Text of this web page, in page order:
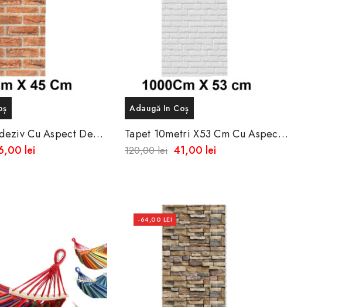
Cu Aspect De
10 Metri X45
La...
lei
Adaugă In Coș
Tapet 10metri X53 Cm Cu Aspect
De Caramida Alba
120,00 lei 41,00 lei
-64,00 LEI